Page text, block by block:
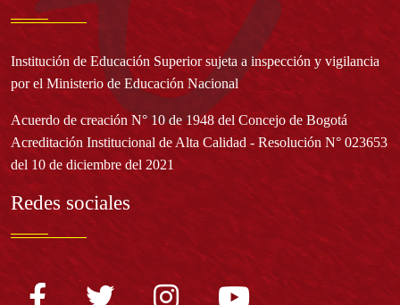
Institución de Educación Superior sujeta a inspección y vigilancia
por el Ministerio de Educación Nacional
Acuerdo de creación N° 10 de 1948 del Concejo de Bogotá
Acreditación Institucional de Alta Calidad - Resolución N° 023653
del 10 de diciembre del 2021
Redes sociales